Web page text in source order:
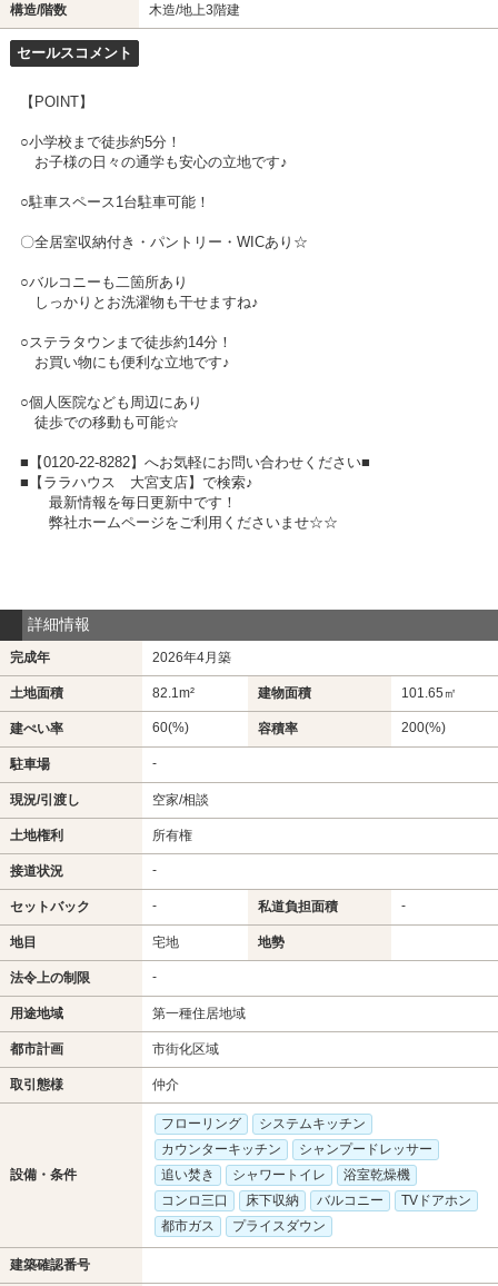
構造/階数 木造/地上3階建
セールスコメント
【POINT】
○小学校まで徒歩約5分！
お子様の日々の通学も安心の立地です♪
○駐車スペース1台駐車可能！
〇全居室収納付き・パントリー・WICあり☆
○バルコニーも二箇所あり
しっかりとお洗濯物も干せますね♪
○ステラタウンまで徒歩約14分！
お買い物にも便利な立地です♪
○個人医院なども周辺にあり
徒歩での移動も可能☆
■【0120-22-8282】へお気軽にお問い合わせください■
■【ララハウス 大宮支店】で検索♪
最新情報を毎日更新中です！
弊社ホームページをご利用くださいませ☆☆
詳細情報
完成年 2026年4月築
土地面積 82.1m² 建物面積 101.65㎡
建ぺい率 60(%) 容積率 200(%)
駐車場 -
現況/引渡し 空家/相談
土地権利 所有権
接道状況 -
セットバック - 私道負担面積 -
地目 宅地 地勢
法令上の制限 -
用途地域 第一種住居地域
都市計画 市街化区域
取引態様 仲介
設備・条件
フローリング
システムキッチン
カウンターキッチン
シャンプードレッサー
追い焚き
シャワートイレ
浴室乾燥機
コンロ三口
床下収納 バルコニー
TVドアホン
都市ガス
プライスダウン
建築確認番号